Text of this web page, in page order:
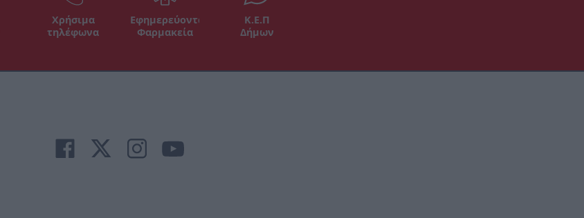
Χρήσιμα
τηλέφωνα
Εφημερεύοντα
Φαρμακεία
Κ.Ε.Π
Δήμων